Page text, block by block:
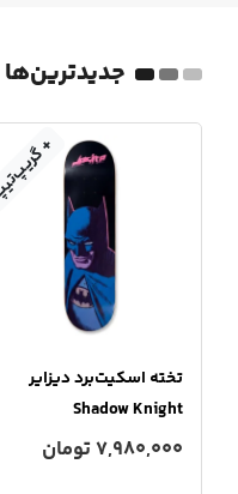
جدیدترین‌ها
تخته اسکیت‌برد دیزایر
Shadow Knight
7,980,000 تومان
+ گریپ‌تیپ